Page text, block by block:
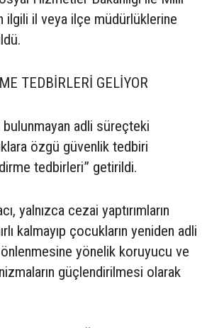
ilgili il veya ilçe müdürlüklerine
TEDBİRLERİ GELİYOR
adli süreçteki
özgü güvenlik tedbiri
tedbirleri” getirildi.
yalnızca cezai yaptırımların
kalmayıp çocukların yeniden adli
yönelik koruyucu ve
güçlendirilmesi olarak